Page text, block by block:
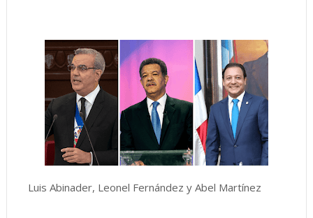
Luis Abinader, Leonel Fernández y Abel Martínez